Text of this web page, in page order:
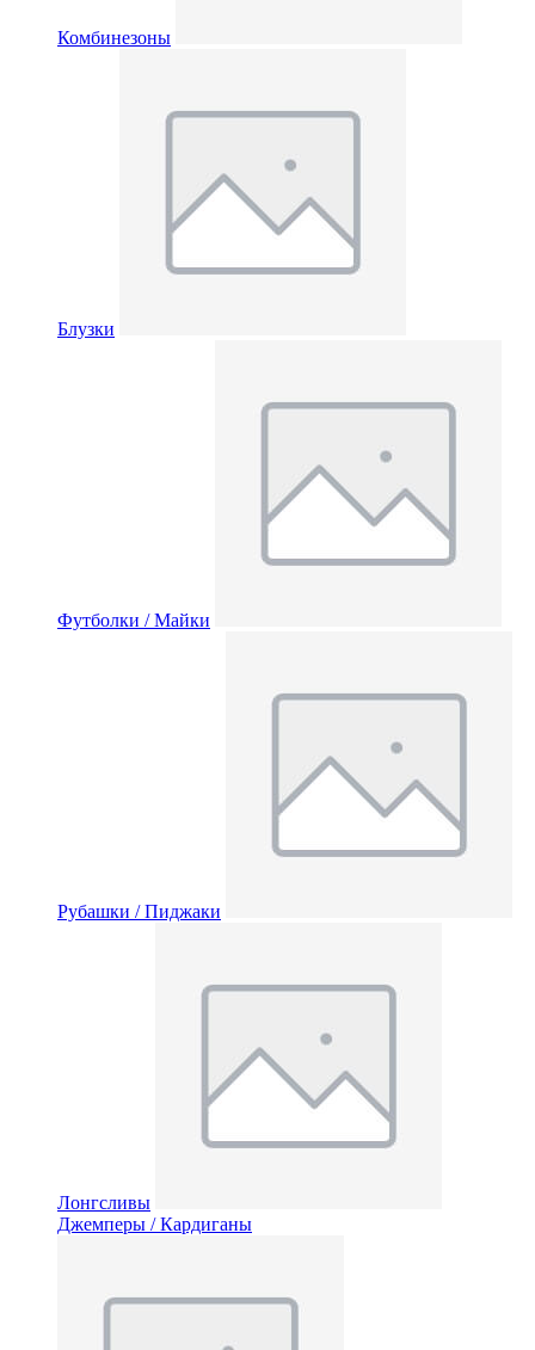
Комбинезоны
Блузки
Футболки / Майки
Рубашки / Пиджаки
Лонгсливы
Джемперы / Кардиганы